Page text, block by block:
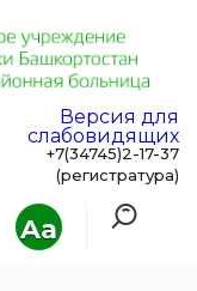
Aa
Версия для
слабовидящих
+7(34745)2-17-37
(регистратура)